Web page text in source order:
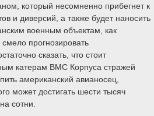
который несомненно прибегнет к
и диверсий, а также будет наносить
военным объектам, как
прогнозировать
сказать, что стоит
катерам ВМС Корпуса стражей
американский авианосец,
может достигать шести тысяч
сотни.